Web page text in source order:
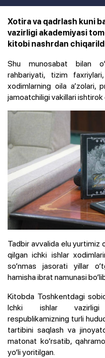
Xotira va qadrlash kuni
vazirligi akademiyasi
kitobi nashrdan
Shu munosabat bilan
rahbariyati, tizim
xodimlarning oila a’zolari,
jamoatchiligi vakillari ishtirok
Tadbir avvalida elu yurtimiz
qilgan ichki ishlar
so‘nmas jasorati yillar
hamisha ibrat namunasi
Kitobda Toshkentdagi
Ichki ishlar vazirligi
respublikamizning turli
tartibini saqlash va
matonat ko‘rsatib,
yo‘li yoritilgan.